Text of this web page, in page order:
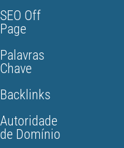
SEO Off
Page
Palavras
Chave
Backlinks
Autoridade
de Domínio